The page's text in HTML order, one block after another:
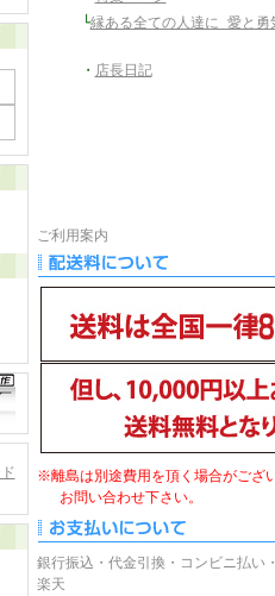
└縁ある全ての人達に 愛と勇
・ 店長日記
ご利用案内
※離島は別途費用を頂く場合がござ
お問い合わせ下さい。
銀行振込・代金引換・コンビニ払い
楽天